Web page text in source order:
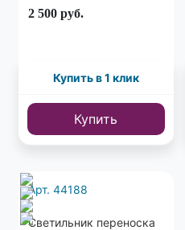
огней) 170мм 20мм
2 500 руб.
Купить в 1 клик
Купить
Арт. 44188
Светильник переноска